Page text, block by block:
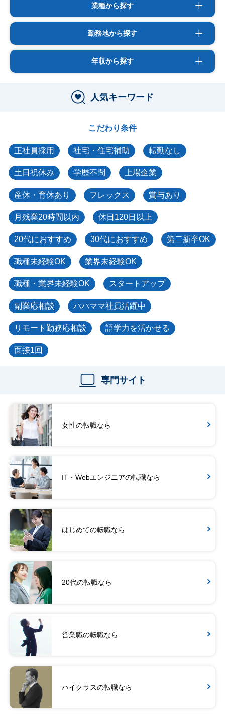
業種から探す
勤務地から探す
年収から探す
人気キーワード
こだわり条件
正社員採用 社宅・住宅補助 転勤なし
土日祝休み 学歴不問 上場企業
産休・育休あり フレックス 賞与あり
月残業20時間以内 休日120日以上
20代におすすめ 30代におすすめ 第二新卒OK
職種未経験OK 業界未経験OK
職種・業界未経験OK スタートアップ
副業応相談 パパママ社員活躍中
リモート勤務応相談 語学力を活かせる
面接1回
専門サイト
女性の転職なら
IT・Webエンジニアの転職なら
はじめての転職なら
20代の転職なら
営業職の転職なら
ハイクラスの転職なら